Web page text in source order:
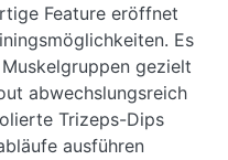
Feature eröffnet
Es
gezielt
abwechslungsreich
Trizeps-Dips
ausführen